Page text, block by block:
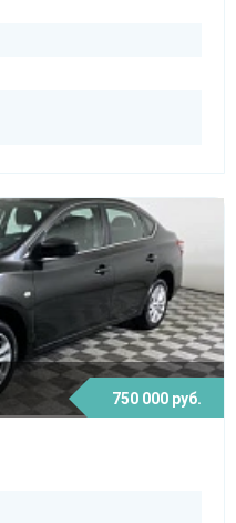
750 000 руб.